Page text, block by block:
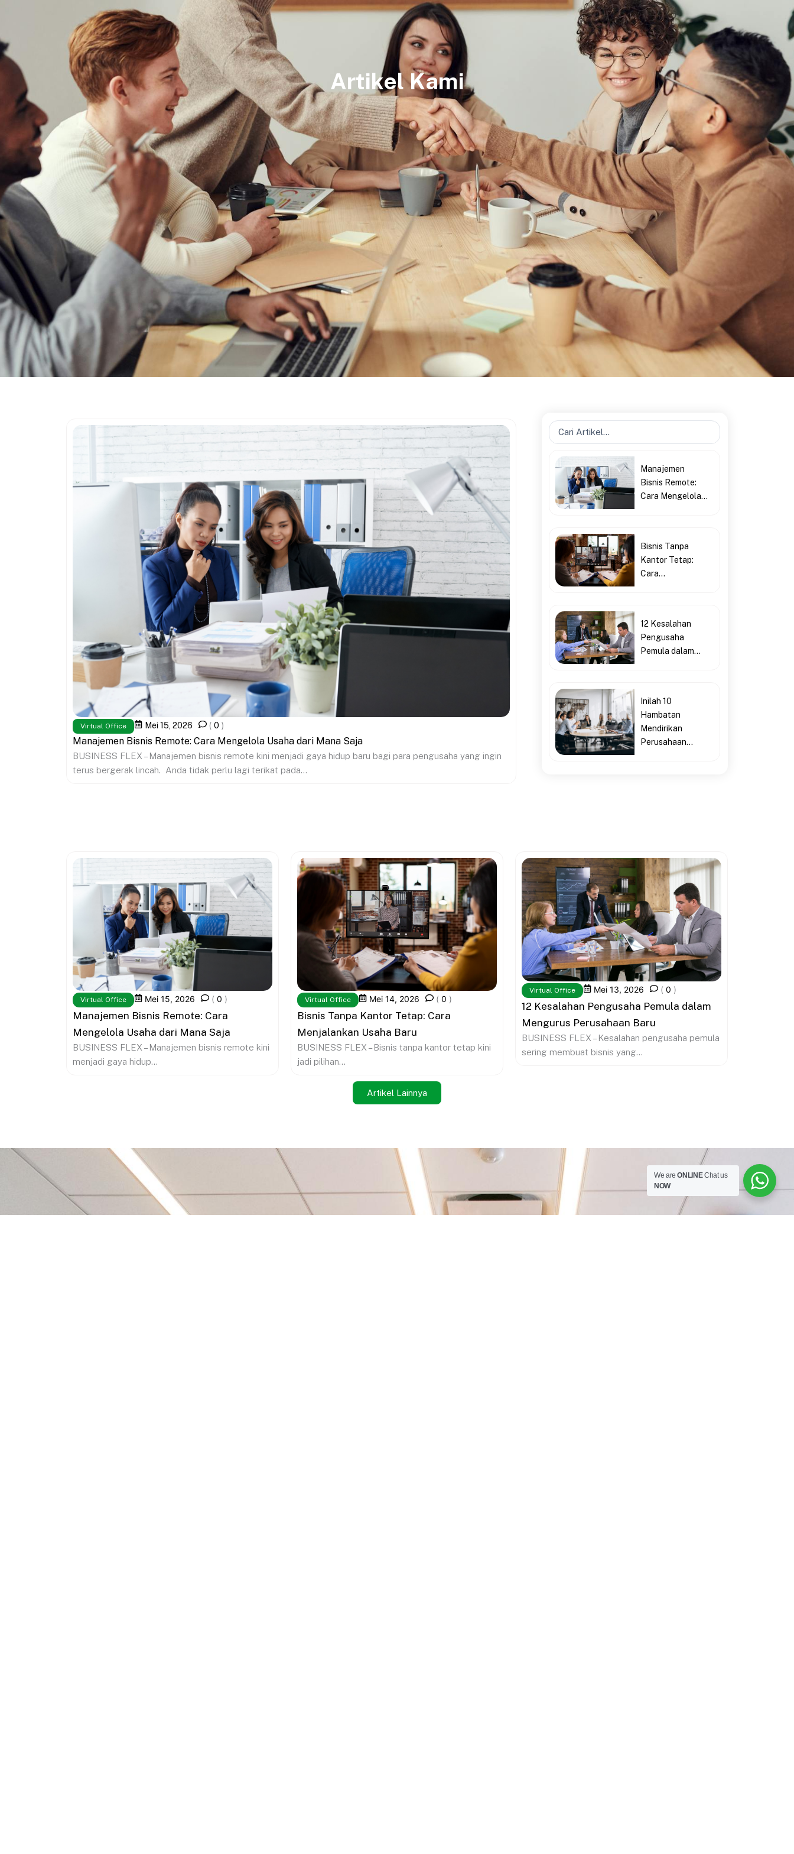
Artikel Kami
Virtual Office Mei 15, 2026 ( 0 )
Manajemen Bisnis Remote: Cara Mengelola Usaha dari Mana Saja
BUSINESS FLEX – Manajemen bisnis remote kini menjadi gaya hidup baru bagi para pengusaha yang ingin
terus bergerak lincah. Anda tidak perlu lagi terikat pada...
Search
...
Manajemen
Bisnis Remote:
Cara Mengelola...
Bisnis Tanpa
Kantor Tetap:
Cara...
12 Kesalahan
Pengusaha
Pemula dalam...
Inilah 10
Hambatan
Mendirikan
Perusahaan...
Virtual Office Mei 15, 2026 ( 0 )
Manajemen Bisnis Remote: Cara
Mengelola Usaha dari Mana Saja
BUSINESS FLEX – Manajemen bisnis remote kini
menjadi gaya hidup...
Virtual Office Mei 14, 2026 ( 0 )
Bisnis Tanpa Kantor Tetap: Cara
Menjalankan Usaha Baru
BUSINESS FLEX – Bisnis tanpa kantor tetap kini
jadi pilihan...
Virtual Office Mei 13, 2026 ( 0 )
12 Kesalahan Pengusaha Pemula dalam
Mengurus Perusahaan Baru
BUSINESS FLEX – Kesalahan pengusaha pemula
sering membuat bisnis yang...
Artikel Lainnya
We areONLINEChat us
NOW